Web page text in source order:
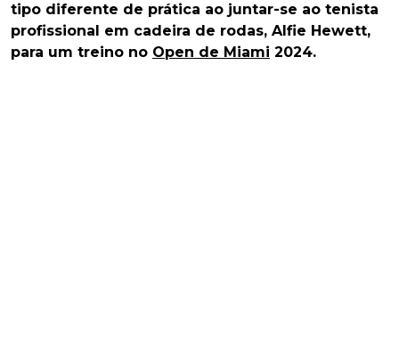
tipo diferente de prática ao juntar-se ao tenista
profissional em cadeira de rodas, Alfie Hewett,
para um treino no Open de Miami 2024.